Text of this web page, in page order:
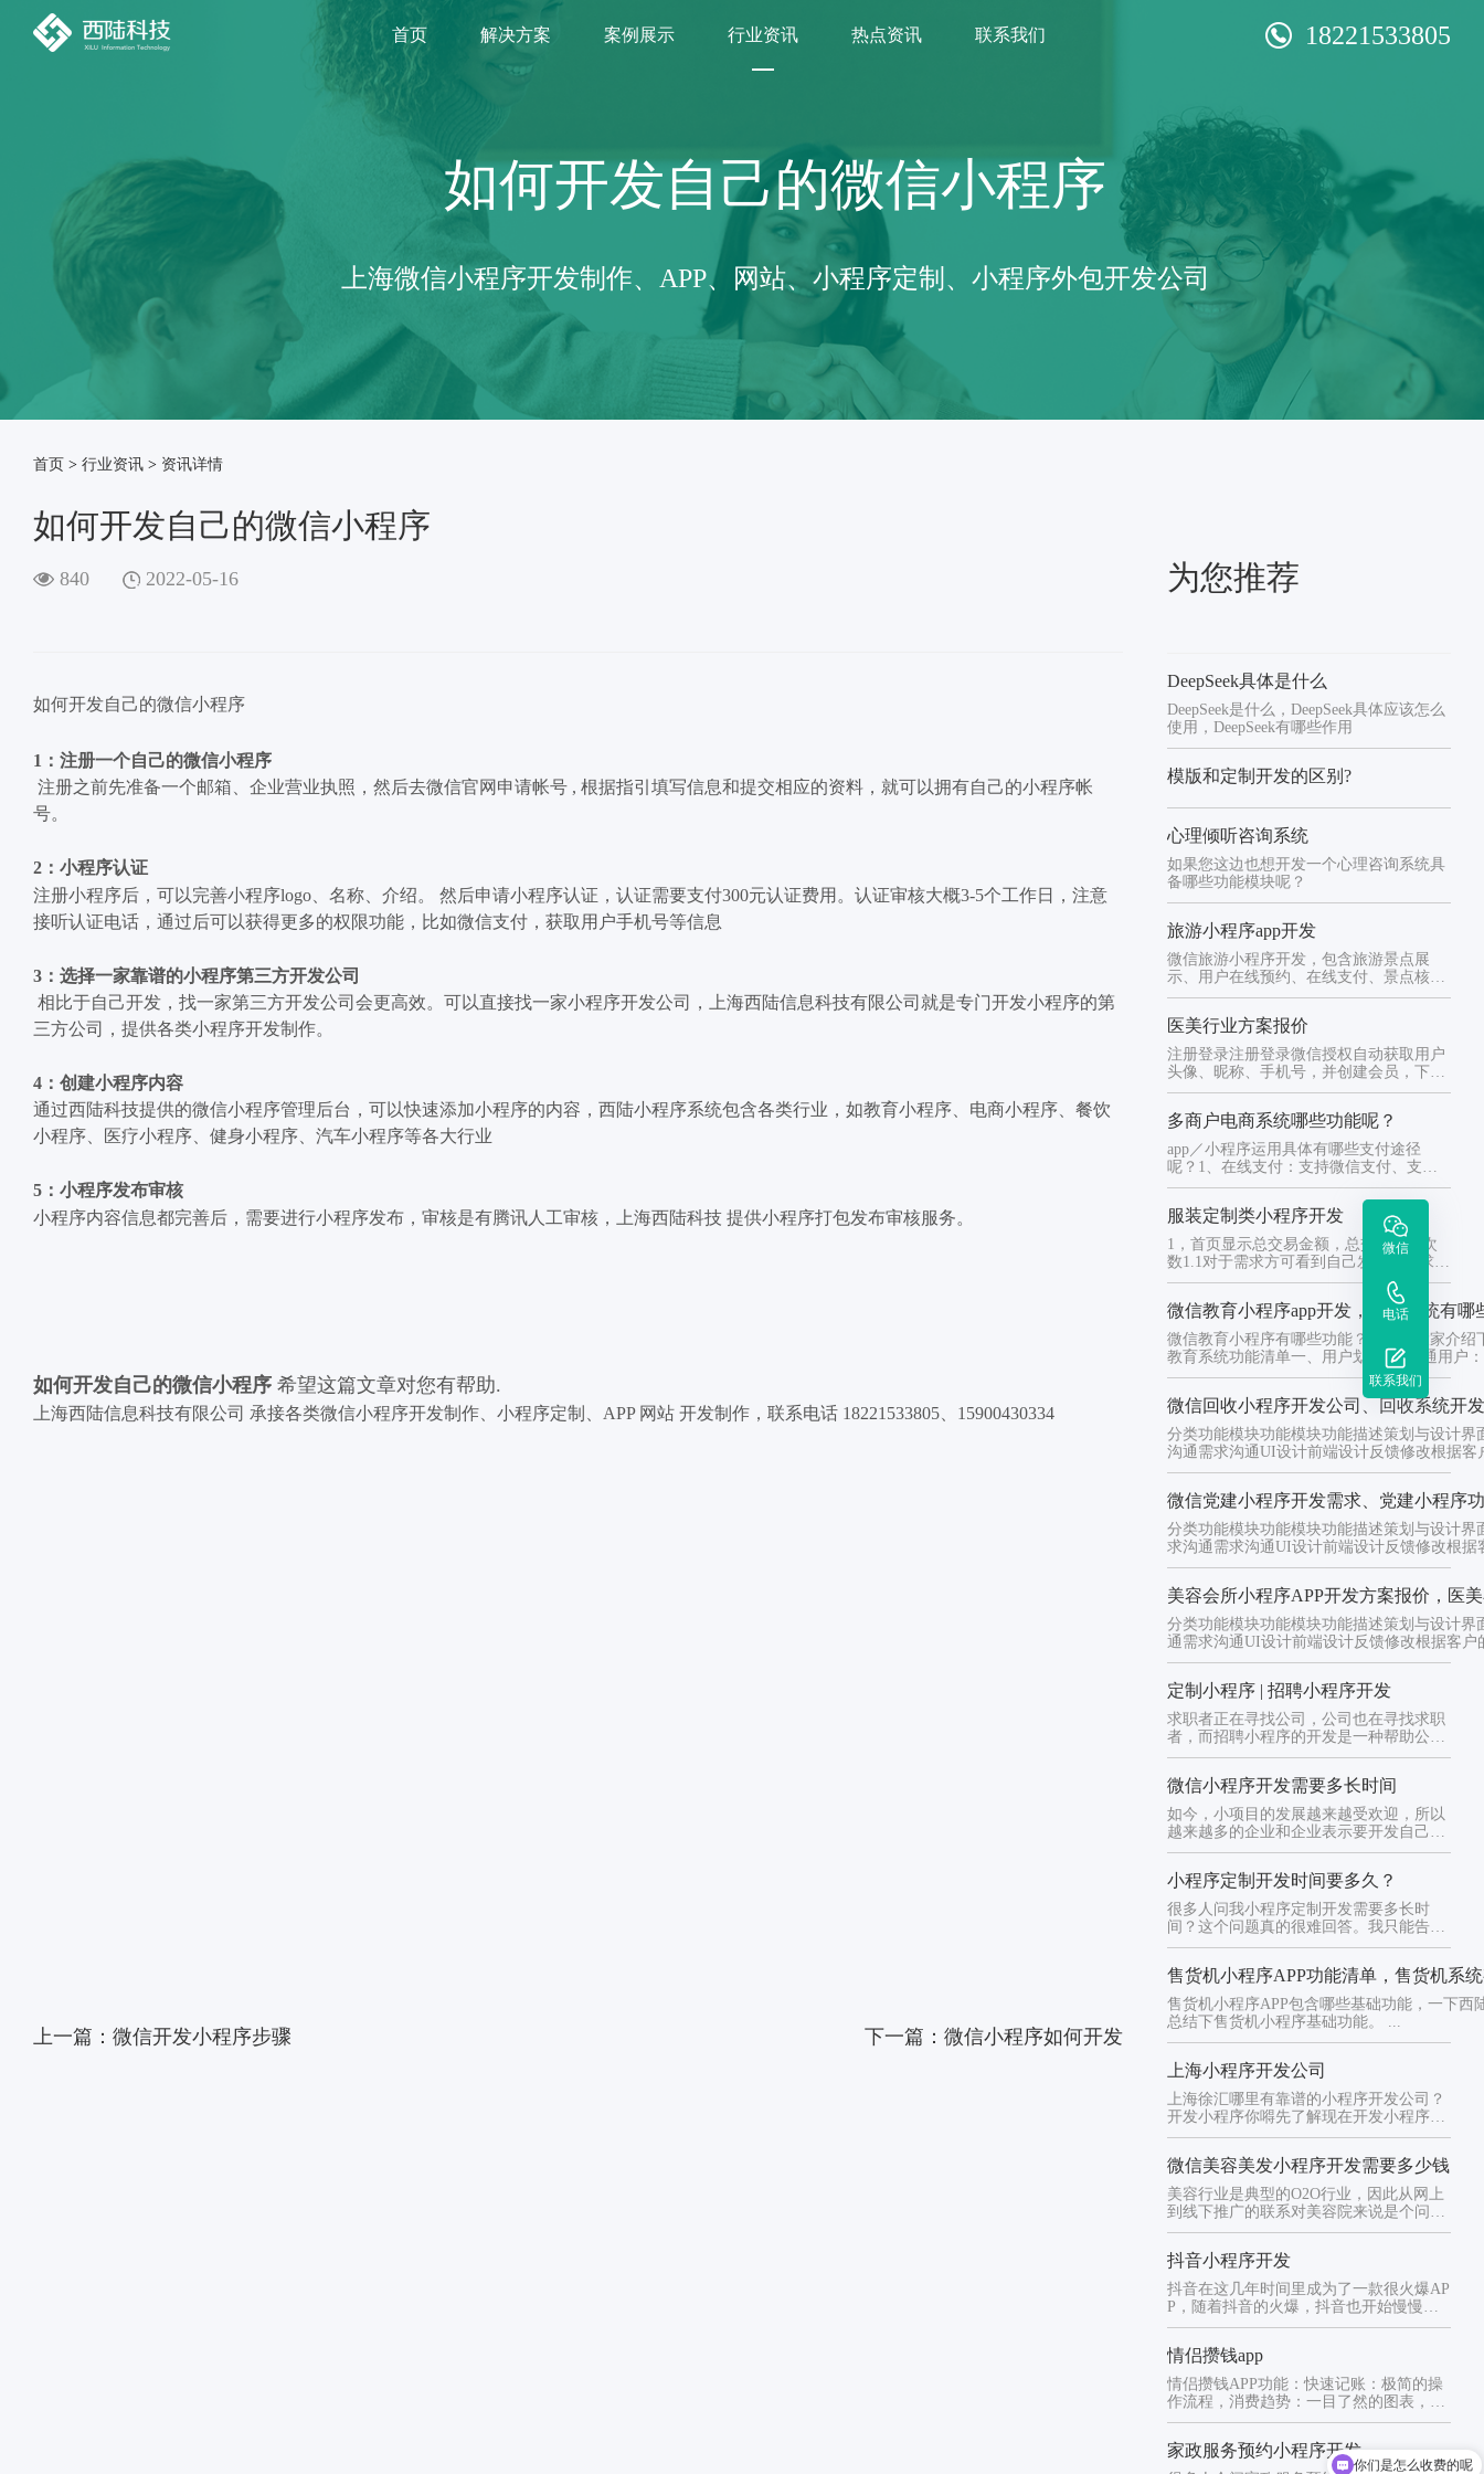
首页 解决方案 案例展示 行业资讯 热点资讯 联系我们 18221533805
如何开发自己的微信小程序
上海微信小程序开发制作、APP、网站、小程序定制、小程序外包开发公司
首页 > 行业资讯 > 资讯详情
如何开发自己的微信小程序
840 2022-05-16
如何开发自己的微信小程序
1：注册一个自己的微信小程序
注册之前先准备一个邮箱、企业营业执照，然后去微信官网申请帐号 , 根据指引填写信息和提交相应的资料，就可以拥有自己的小程序帐
号。
2：小程序认证
注册小程序后，可以完善小程序logo、名称、介绍。 然后申请小程序认证，认证需要支付300元认证费用。认证审核大概3-5个工作日，注意
接听认证电话，通过后可以获得更多的权限功能，比如微信支付，获取用户手机号等信息
3：选择一家靠谱的小程序第三方开发公司
相比于自己开发，找一家第三方开发公司会更高效。可以直接找一家小程序开发公司，上海西陆信息科技有限公司就是专门开发小程序的第
三方公司，提供各类小程序开发制作。
4：创建小程序内容
通过西陆科技提供的微信小程序管理后台，可以快速添加小程序的内容，西陆小程序系统包含各类行业，如教育小程序、电商小程序、餐饮
小程序、医疗小程序、健身小程序、汽车小程序等各大行业
5：小程序发布审核
小程序内容信息都完善后，需要进行小程序发布，审核是有腾讯人工审核，上海西陆科技 提供小程序打包发布审核服务。
如何开发自己的微信小程序 希望这篇文章对您有帮助.
上海西陆信息科技有限公司 承接各类微信小程序开发制作、小程序定制、APP 网站 开发制作，联系电话 18221533805、15900430334
上一篇：微信开发小程序步骤 下一篇：微信小程序如何开发
为您推荐
DeepSeek具体是什么
DeepSeek是什么，DeepSeek具体应该怎么
使用，DeepSeek有哪些作用
模版和定制开发的区别?
心理倾听咨询系统
如果您这边也想开发一个心理咨询系统具
备哪些功能模块呢？
旅游小程序app开发
微信旅游小程序开发，包含旅游景点展
示、用户在线预约、在线支付、景点核
销、会员管理系统等功能。
医美行业方案报价
注册登录注册登录微信授权自动获取用户
头像、昵称、手机号，并创建会员，下次
进入自动登录首页布局1、ba...
多商户电商系统哪些功能呢？
app／小程序运用具体有哪些支付途径
呢？1、在线支付：支持微信支付、支付
宝支付、银联支付、银行卡打款...
服装定制类小程序开发
1，首页显示总交易金额，总交易订单次
数1.1对于需求方可看到自己发布的需求列
表1.2对于接包方首先显...
微信教育小程序app开发，教育系统有哪
微信教育小程序有哪些功能？下面给大家介绍
教育系统功能清单一、用户划分1，普通用户
看免费课...
微信回收小程序开发公司、回收系统开
分类功能模块功能模块功能描述策划与设计界
沟通需求沟通UI设计前端设计反馈修改根据客
微信党建小程序开发需求、党建小程序
分类功能模块功能模块功能描述策划与设计界
求沟通需求沟通UI设计前端设计反馈修改根据
反馈...
美容会所小程序APP开发方案报价，医
分类功能模块功能模块功能描述策划与设计界
通需求沟通UI设计前端设计反馈修改根据客户
定制小程序 | 招聘小程序开发
求职者正在寻找公司，公司也在寻找求职
者，而招聘小程序的开发是一种帮助公司
与求职者沟通的招聘渠道，企业...
微信小程序开发需要多长时间
如今，小项目的发展越来越受欢迎，所以
越来越多的企业和企业表示要开发自己的
小项目。在开发前的沟通阶段，...
小程序定制开发时间要多久？
很多人问我小程序定制开发需要多长时
间？这个问题真的很难回答。我只能告诉
你，根据项目开发一个小程序大约...
售货机小程序APP功能清单，售货机系
售货机小程序APP包含哪些基础功能，一下西
总结下售货机小程序基础功能。 ...
上海小程序开发公司
上海徐汇哪里有靠谱的小程序开发公司？
开发小程序你嘚先了解现在开发小程序的
途径有模板和定制开发模板和定...
微信美容美发小程序开发需要多少钱
美容行业是典型的O2O行业，因此从网上
到线下推广的联系对美容院来说是个问
题。在应用小程序之前，美容院...
抖音小程序开发
抖音在这几年时间里成为了一款很火爆AP
P，随着抖音的火爆，抖音也开始慢慢模
仿微信，百度，支付宝那样推...
情侣攒钱app
情侣攒钱APP功能：快速记账：极简的操
作流程，消费趋势：一目了然的图表，帮
你快速分析消费情况数据安全...
家政服务预约小程序开发
微信
电话
联系我们
你们是怎么收费的呢